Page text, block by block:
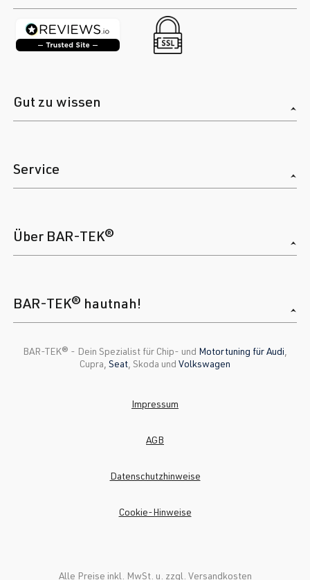
Gut zu wissen
Service
Über BAR-TEK®
BAR-TEK® hautnah!
BAR-TEK®️ - Dein Spezialist für Chip- und Motortuning für Audi
Cupra, Seat , Skoda und Volkswagen
Alle Preise inkl. MwSt. u. zzgl. Versandkosten
Impressum
AGB
Datenschutzhinweise
Cookie-Hinweise